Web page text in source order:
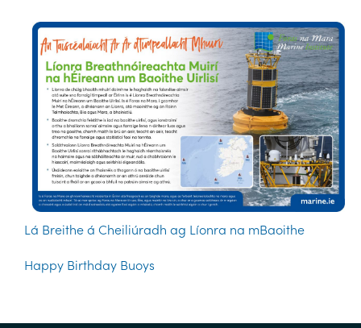
Lá Breithe á Cheiliúradh ag Líonra na mBaoithe
Happy Birthday Buoys